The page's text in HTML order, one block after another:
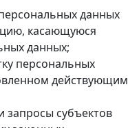
данных
касающуюся
данных;
персональных
действующим
запросы субъектов